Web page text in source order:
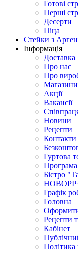
Готові
Перші
Десерти
Піца
Стейки з
Інформація
Доставка
Про нас
Про
Магазини
Акції
Вакансії
Новини
Рецепти
Контакти
Гуртова
Програма
Бістро
Графік
Головна
Рецепти
Кабінет
Політика